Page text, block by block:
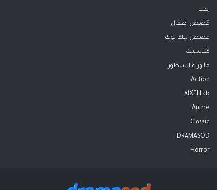
رعب
قصص اطفال
قصص تيك توك
كلاسيك
ما وراء السطور
Action
AIXELLab
Anime
Classic
DRAMASOD
Horror